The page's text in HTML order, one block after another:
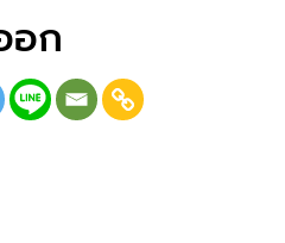
อก